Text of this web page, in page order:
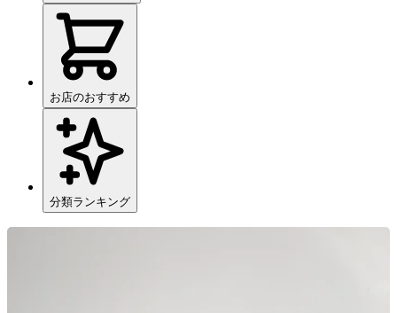
お店のおすすめ
分類ランキング